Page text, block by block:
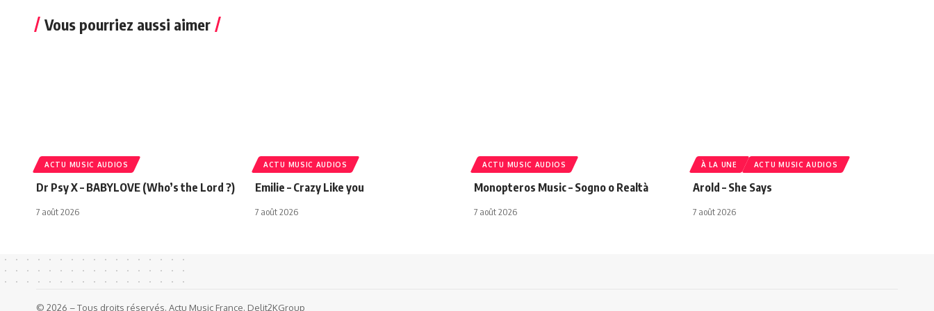
Vous pourriez aussi aimer
ACTU MUSIC AUDIOS
Dr Psy X – BABYLOVE (Who’s the Lord ?)
7 août 2026
ACTU MUSIC AUDIOS
Emilie – Crazy Like you
7 août 2026
ACTU MUSIC AUDIOS
Monopteros Music – Sogno o Realtà
7 août 2026
À LA UNE ACTU MUSIC AUDIOS
Arold – She Says
7 août 2026
© 2026 – Tous droits réservés. Actu Music France. Delit2KGroup